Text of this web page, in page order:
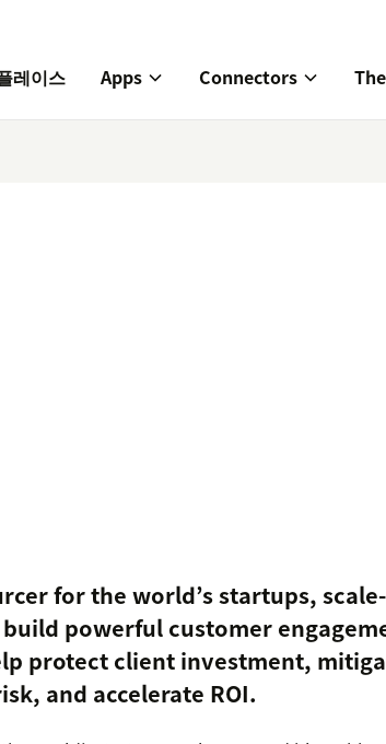
레이스 Apps Connectors
for the world’s startups, scale-
powerful customer
protect client investment,
and accelerate ROI.